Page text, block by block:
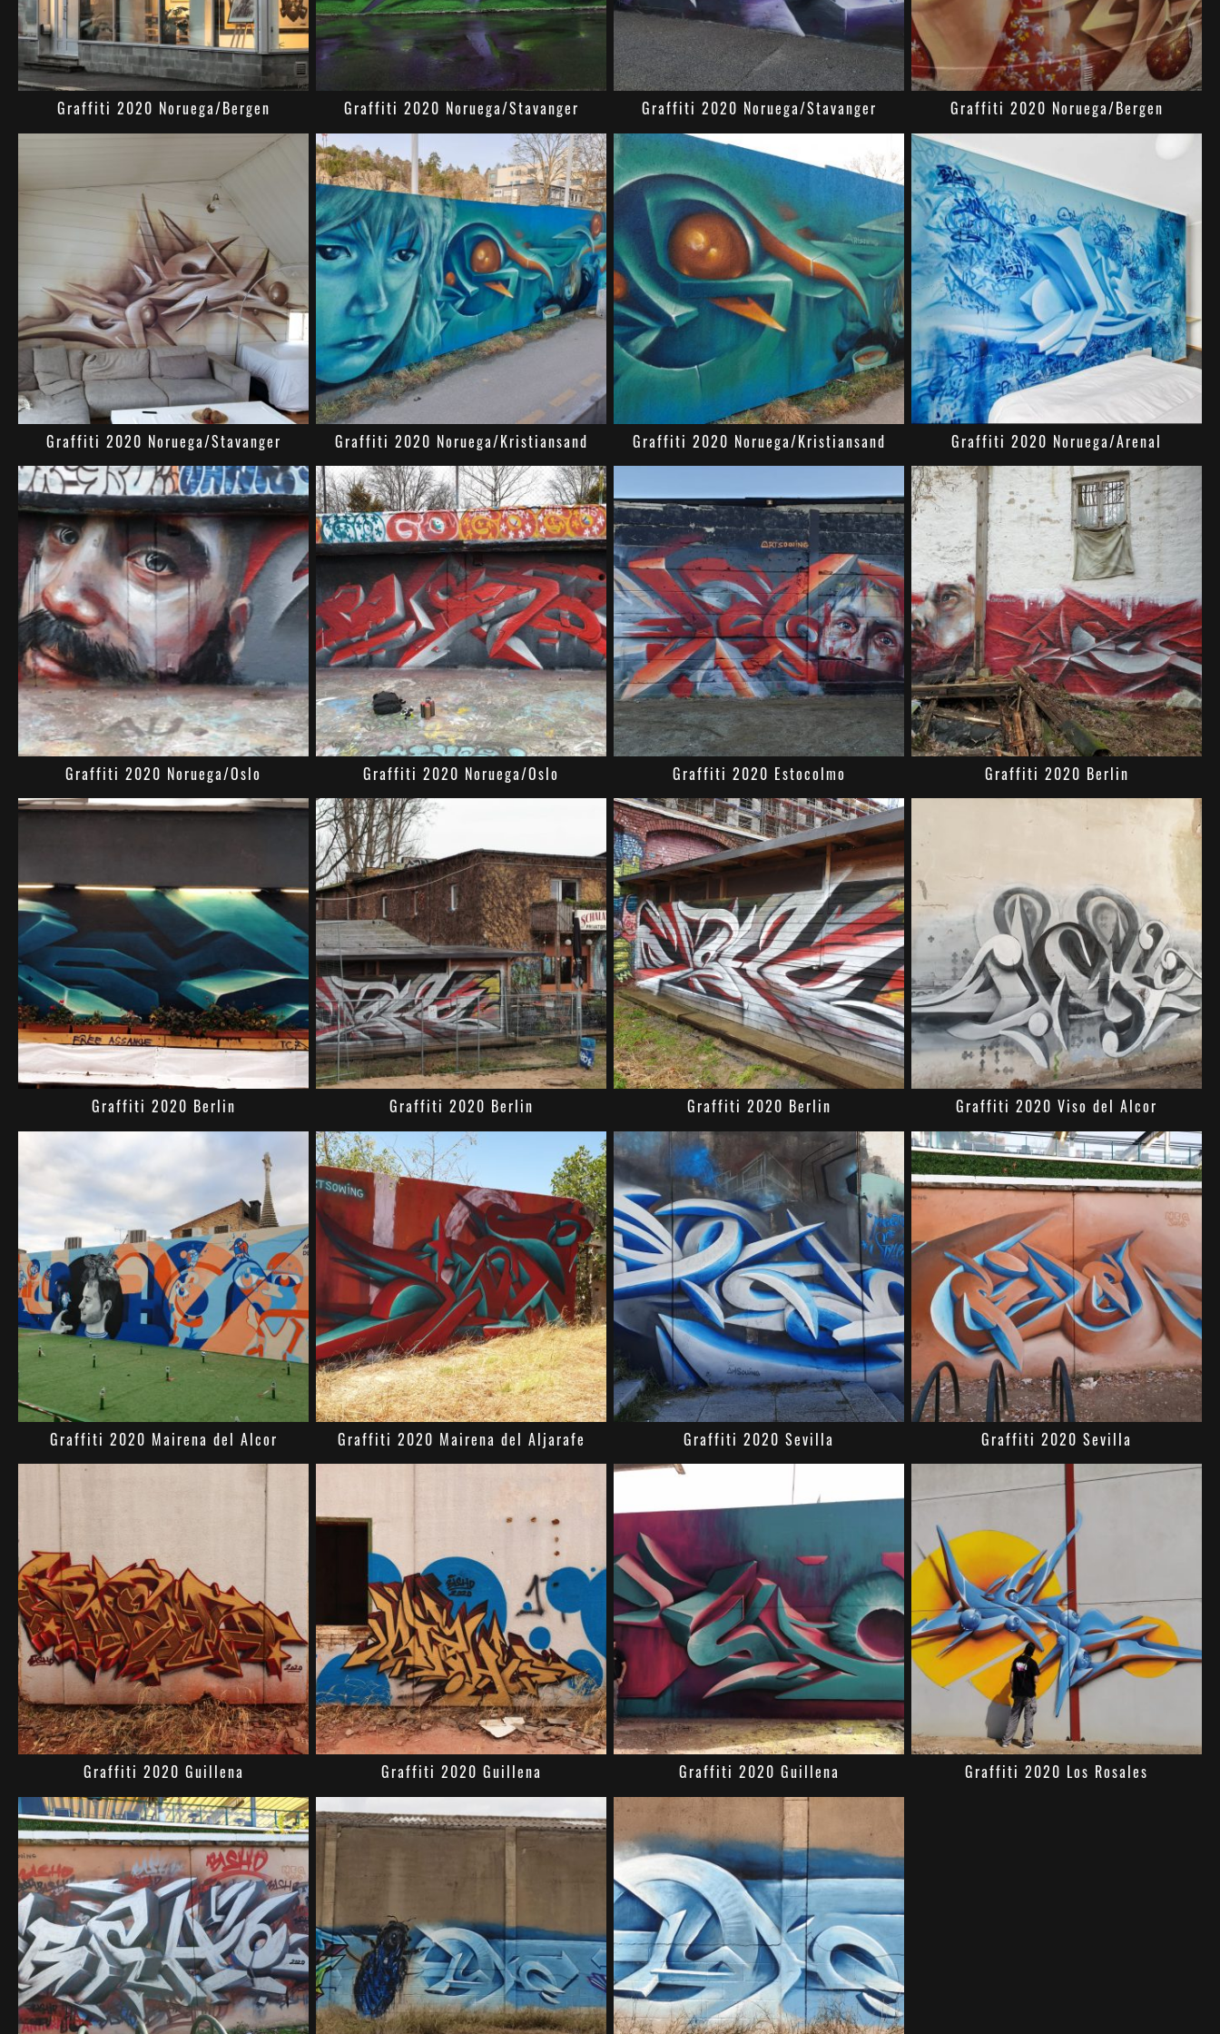
Graffiti 2020 Noruega/Bergen Graffiti 2020 Noruega/Stavanger Graffiti 2020 Noruega/Stavanger Graffiti 2020 Noruega/Bergen
Graffiti 2020 Noruega/Stavanger Graffiti 2020 Noruega/Kristiansand Graffiti 2020 Noruega/Kristiansand Graffiti 2020 Noruega/Arenal
Graffiti 2020 Noruega/Oslo Graffiti 2020 Noruega/Oslo Graffiti 2020 Estocolmo Graffiti 2020 Berlin
Graffiti 2020 Berlin Graffiti 2020 Berlin Graffiti 2020 Berlin Graffiti 2020 Viso del Alcor
Graffiti 2020 Mairena del Alcor Graffiti 2020 Mairena del Aljarafe Graffiti 2020 Sevilla Graffiti 2020 Sevilla
Graffiti 2020 Guillena Graffiti 2020 Guillena Graffiti 2020 Guillena Graffiti 2020 Los Rosales